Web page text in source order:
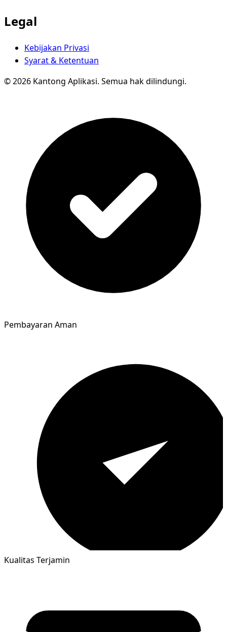
Legal
Kebijakan Privasi
Syarat & Ketentuan
© 2026 Kantong Aplikasi. Semua hak dilindungi.
Pembayaran Aman
Kualitas Terjamin